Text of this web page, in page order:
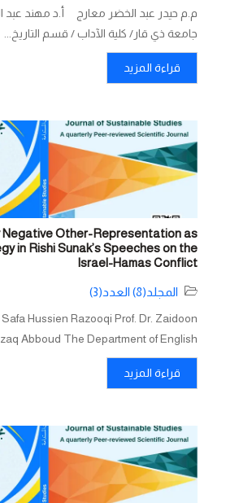
م.م حيدر عبد الخضر معارج أ.د مهند عبد
جامعة ذي قار/ كلية الآداب / قسم التاريخ...
قراءة المزيد
Negative Other-Representation as
in Rishi Sunak’s Speeches on the
Israel-Hamas Conflict
المجلد(8) العدد(3)
Hussien Razooqi Prof. Dr. Zaidoon
Abboud The Department of English...
قراءة المزيد